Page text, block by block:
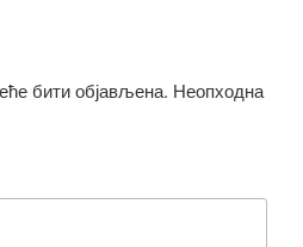
бити објављена. Неопходна